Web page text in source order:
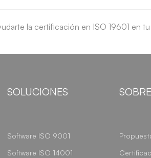
la certificación en ISO 19601 en
SOLUCIONES
Software ISO 9001
Software ISO 14001